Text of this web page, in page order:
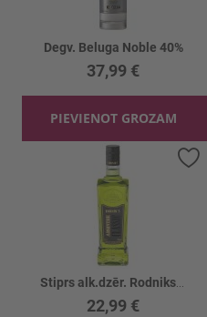
Degv. Beluga Noble 40%
37,99 €
PIEVIENOT GROZAM
22,99 €